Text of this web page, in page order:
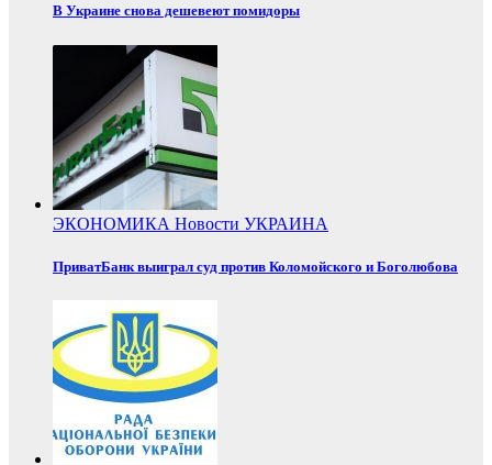
В Украине снова дешевеют помидоры
ЭКОНОМИКА Новости УКРАИНА
ПриватБанк выиграл суд против Коломойского и Боголюбова